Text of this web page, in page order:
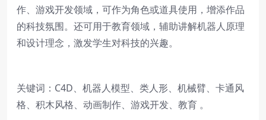
作、游戏开发领域，可作为角色或道具使用，增添作品
的科技氛围。还可用于教育领域，辅助讲解机器人原理
和设计理念，激发学生对科技的兴趣。
关键词：C4D、机器人模型、类人形、机械臂、卡通风
格、积木风格、动画制作、游戏开发、教育 。